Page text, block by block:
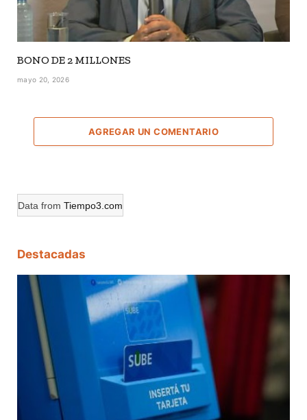
BONO DE 2 MILLONES
mayo 20, 2026
AGREGAR UN COMENTARIO
Data from Tiempo3.com
Destacadas